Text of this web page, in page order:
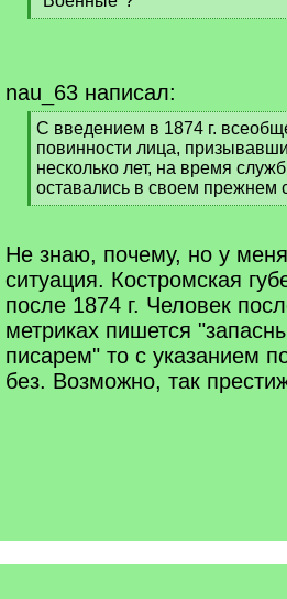
[
nau_63 написал:
[
q
]
С введением в 1874 г.
повинности лица,
несколько лет, на время
оставались в своем прежнем
[
q
Не знаю, почему, но у
ситуация. Костромская
после 1874 г. Человек
метриках пишется
писарем" то с указанием
без. Возможно, так